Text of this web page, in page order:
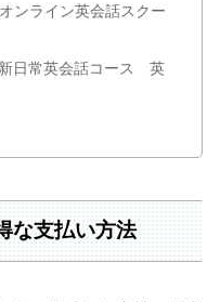
ンライン英会話スクー
日常英会話コース 英
な支払い方法